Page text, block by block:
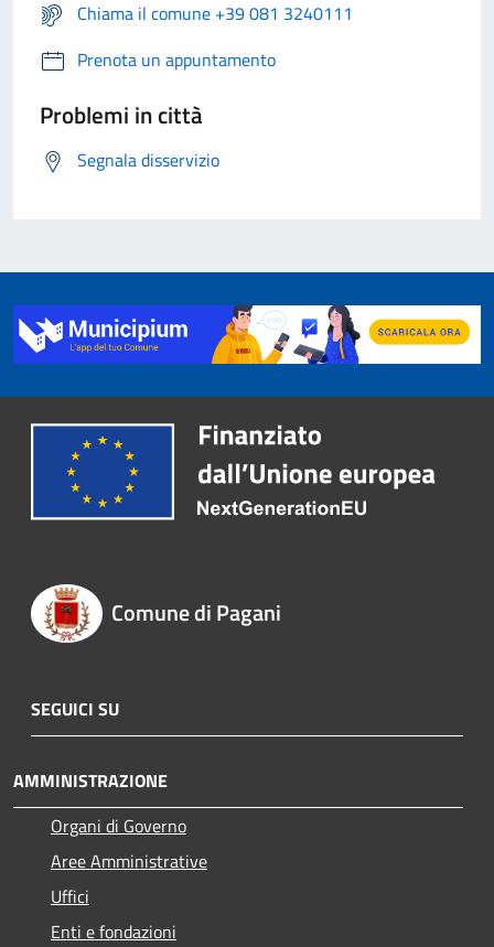
Chiama il comune +39 081 3240111
Prenota un appuntamento
Problemi in città
Segnala disservizio
Comune di Pagani
SEGUICI SU
AMMINISTRAZIONE
Organi di Governo
Aree Amministrative
Uffici
Enti e fondazioni